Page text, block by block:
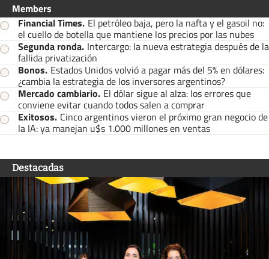
Members
Financial Times. El petróleo baja, pero la nafta y el gasoil no:
el cuello de botella que mantiene los precios por las nubes
Segunda ronda. Intercargo: la nueva estrategia después de la
fallida privatización
Bonos. Estados Unidos volvió a pagar más del 5% en dólares:
¿cambia la estrategia de los inversores argentinos?
Mercado cambiario. El dólar sigue al alza: los errores que
conviene evitar cuando todos salen a comprar
Exitosos. Cinco argentinos vieron el próximo gran negocio de
la IA: ya manejan u$s 1.000 millones en ventas
Destacadas